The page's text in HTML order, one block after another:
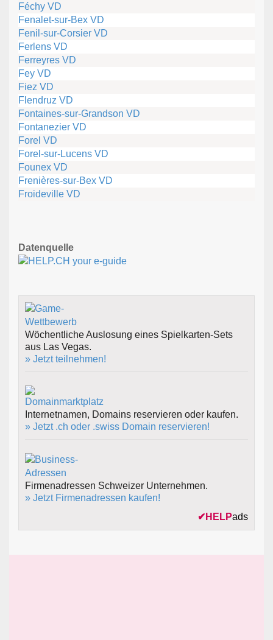
Féchy VD
Fenalet-sur-Bex VD
Fenil-sur-Corsier VD
Ferlens VD
Ferreyres VD
Fey VD
Fiez VD
Flendruz VD
Fontaines-sur-Grandson VD
Fontanezier VD
Forel VD
Forel-sur-Lucens VD
Founex VD
Frenières-sur-Bex VD
Froideville VD
Datenquelle
Wöchentliche Auslosung eines Spielkarten-Sets
aus Las Vegas.
» Jetzt teilnehmen!
Internetnamen, Domains reservieren oder kaufen.
» Jetzt .ch oder .swiss Domain reservieren!
Firmenadressen Schweizer Unternehmen.
» Jetzt Firmenadressen kaufen!
✔ HELPads